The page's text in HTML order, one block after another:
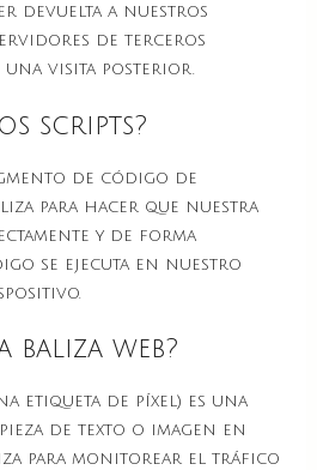
devuelta a nuestros
de terceros
visita posterior.
scripts?
de código de
para hacer que nuestra
y de forma
se ejecuta en nuestro
baliza web?
etiqueta de píxel) es una
de texto o imagen en
para monitorear el tráfico